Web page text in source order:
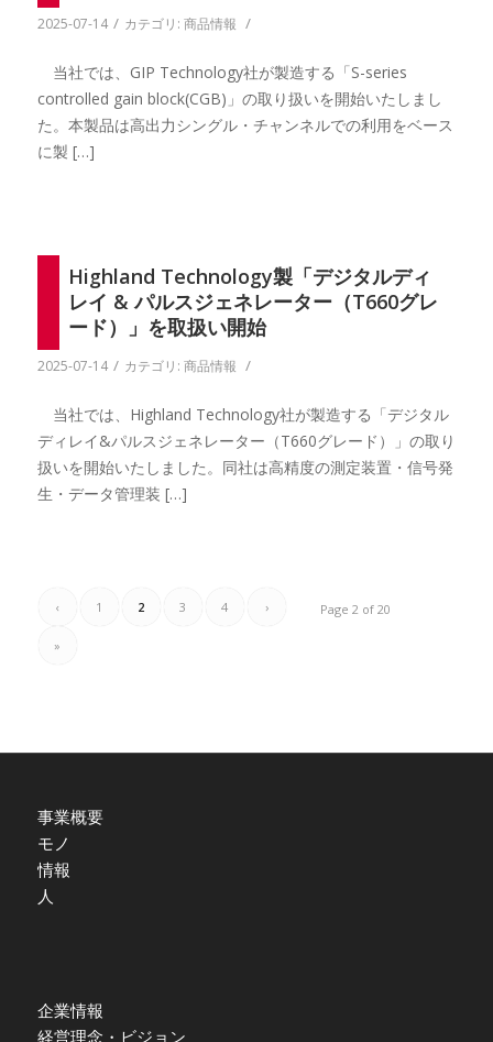
2025-07-14 / カテゴリ: 商品情報 /
当社では、GIP Technology社が製造する「S-series
controlled gain block(CGB)」の取り扱いを開始いたしまし
た。本製品は高出力シングル・チャンネルでの利用をベース
に製 […]
Highland Technology製「デジタルディ
レイ & パルスジェネレーター（T660グレ
ード）」を取扱い開始
2025-07-14 / カテゴリ: 商品情報 /
当社では、Highland Technology社が製造する「デジタル
ディレイ&パルスジェネレーター（T660グレード）」の取り
扱いを開始いたしました。同社は高精度の測定装置・信号発
生・データ管理装 […]
Page 2 of 20
‹ 1 2 3 4 ›
»
事業概要
モノ
情報
人
企業情報
経営理念・ビジョン